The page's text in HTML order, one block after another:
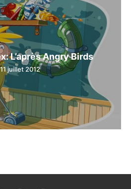
L’après Angry Birds
11 juillet 2012